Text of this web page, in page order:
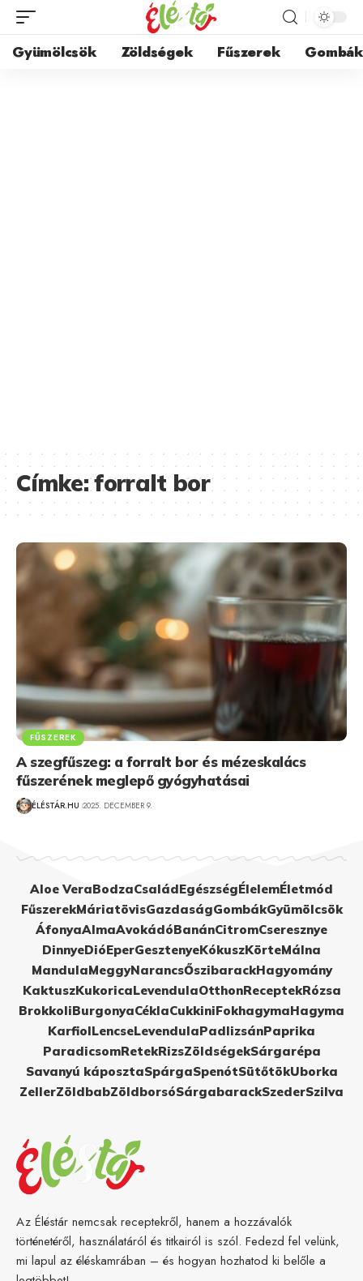
Gyümölcsök Zöldségek Fűszerek Gombák
Címke:forralt bor
FŰSZEREK
A szegfűszeg: a forralt bor és mézeskalács
fűszerének meglepő gyógyhatásai
ÉLÉSTÁR.HU 2025. DECEMBER 9.
Aloe VeraBodzaCsaládEgészségÉlelemÉletmód
FűszerekMáriatövisGazdaságGombákGyümölcsök
ÁfonyaAlmaAvokádóBanánCitromCseresznye
DinnyeDióEperGesztenyeKókuszKörteMálna
MandulaMeggyNarancsŐszibarackHagyomány
KaktuszKukoricaLevendulaOtthonReceptekRózsa
BrokkoliBurgonyaCéklaCukkiniFokhagymaHagyma
KarfiolLencseLevendulaPadlizsánPaprika
ParadicsomRetekRizsZöldségekSárgarépa
Savanyú káposztaSpárgaSpenótSütőtökUborka
ZellerZöldbabZöldborsóSárgabarackSzederSzilva
Az Éléstár nemcsak receptekről, hanem a hozzávalók
történetéről, használatáról és titkairól is szól. Fedezd fel velünk,
mi lapul az éléskamrában – és hogyan hozhatod ki belőle a